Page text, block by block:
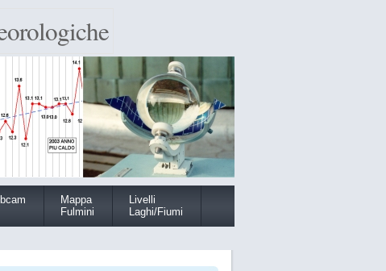
Mappa
Fulmini
Livelli
Laghi/Fiumi